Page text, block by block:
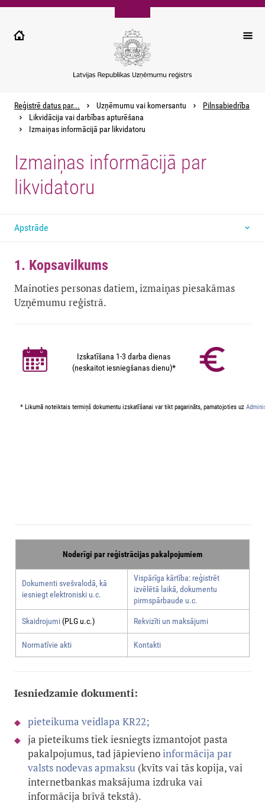
Pārlekt
galveno
Reģistrē datus par... Uzņēmumu vai komersantu
Pilnsabiedrība
Likvidācija vai darbības apturēšana
Izmaiņas informācijā par likvidatoru
Izmaiņas informācijā par
likvidatoru
Apstrāde
1. Kopsavilkums
Mainoties personas datiem, izmaiņas piesakāmas
Uzņēmumu reģistrā.
Izskatīšana 1-3 darba dienas
(neskaitot iesniegšanas dienu)*
* Likumā noteiktais termiņš dokumentu izskatīšanai var tikt pagarināts, pamatojoties uz
Noderīgi par reģistrācijas pakalpojumiem
Dokumenti svešvalodā, kā
iesniegt elektroniski u.c.
Vispārīga kārtība: reģistrēt
izvēlētā laikā, dokumentu
pirmspārbaude u.c.
Skaidrojumi(PLG u.c.) Rekvizīti un maksājumi
Normatīvie akti Kontakti
Iesniedzamie dokumenti:
pieteikuma veidlapa KR22;
ja pieteikums tiek iesniegts izmantojot pasta
pakalpojumus, tad jāpievienoinformācija par
valsts nodevas apmaksu (kvīts vai tās kopija, vai
internetbankas maksājuma izdruka vai
informācija brīvā tekstā).